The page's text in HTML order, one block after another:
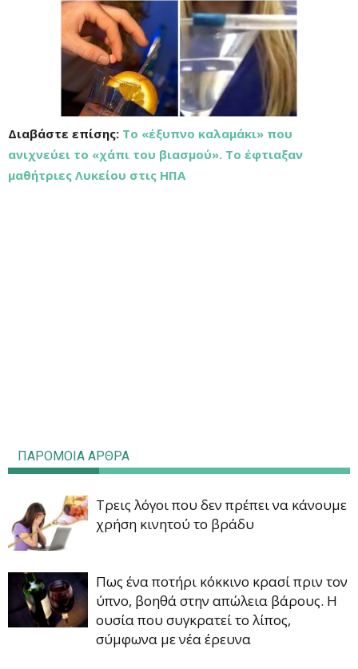
Διαβάστε επίσης: Το «έξυπνο καλαμάκι» που
ανιχνεύει το «χάπι του βιασμού». Το έφτιαξαν
μαθήτριες Λυκείου στις ΗΠΑ
ΠΑΡΟΜΟΙΑ ΑΡΘΡΑ
Τρεις λόγοι που δεν πρέπει να κάνουμε
χρήση κινητού το βράδυ
Πως ένα ποτήρι κόκκινο κρασί πριν τον
ύπνο, βοηθά στην απώλεια βάρους. Η
ουσία που συγκρατεί το λίπος,
σύμφωνα με νέα έρευνα